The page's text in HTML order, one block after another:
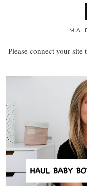
MA
Please connect your site